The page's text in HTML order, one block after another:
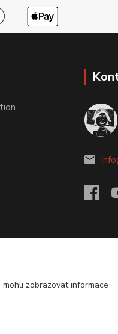
zobrazovat informace